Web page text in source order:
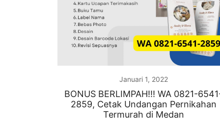
Januari 1, 2022
BONUS BERLIMPAH!!! WA 0821-
2859, Cetak Undangan Pernikahan
Termurah di Medan